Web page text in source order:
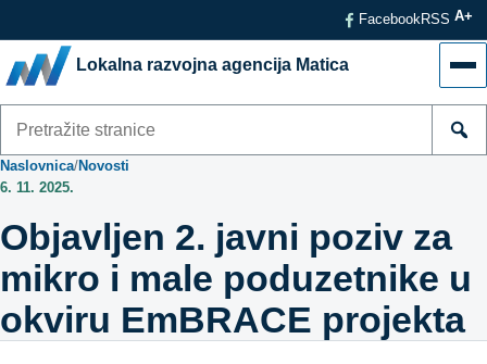
FacebookRSS A+
Lokalna razvojna agencija Matica
Naslovnica/Novosti
6. 11. 2025.
Objavljen 2. javni poziv za
mikro i male poduzetnike u
okviru EmBRACE projekta